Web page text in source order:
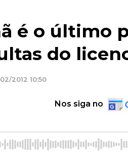
é o último
do
2012 10:50
Nos siga no